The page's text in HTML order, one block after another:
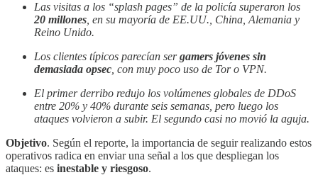
Las visitas a los “splash pages” de la policía superaron los
20 millones , en su mayoría de EE.UU., China, Alemania y
Reino Unido.
Los clientes típicos parecían sergamers jóvenes sin
demasiada opsec , con muy poco uso de Tor o VPN.
El primer derribo redujo los volúmenes globales de DDoS
entre 20% y 40% durante seis semanas, pero luego los
ataques volvieron a subir. El segundo casi no movió la aguja.
Objetivo. Según el reporte, la importancia de seguir realizando estos
operativos radica en enviar una señal a los que despliegan los
ataques: es inestable y riesgoso.